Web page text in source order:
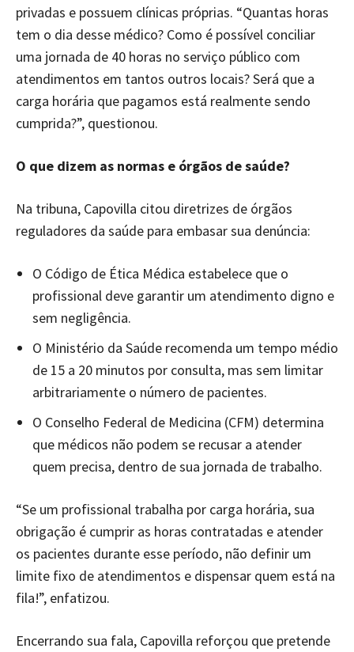
privadas e possuem clínicas próprias. “Quantas horas
tem o dia desse médico? Como é possível conciliar
uma jornada de 40 horas no serviço público com
atendimentos em tantos outros locais? Será que a
carga horária que pagamos está realmente sendo
cumprida?”, questionou.
O que dizem as normas e órgãos de saúde?
Na tribuna, Capovilla citou diretrizes de órgãos
reguladores da saúde para embasar sua denúncia:
O Código de Ética Médica estabelece que o
profissional deve garantir um atendimento digno e
sem negligência.
O Ministério da Saúde recomenda um tempo médio
de 15 a 20 minutos por consulta, mas sem limitar
arbitrariamente o número de pacientes.
O Conselho Federal de Medicina (CFM) determina
que médicos não podem se recusar a atender
quem precisa, dentro de sua jornada de trabalho.
“Se um profissional trabalha por carga horária, sua
obrigação é cumprir as horas contratadas e atender
os pacientes durante esse período, não definir um
limite fixo de atendimentos e dispensar quem está na
fila!”, enfatizou.
Encerrando sua fala, Capovilla reforçou que pretende